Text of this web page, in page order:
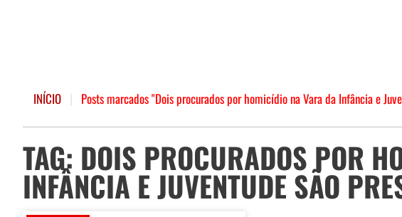
INÍCIO Posts marcados "Dois procurados por homicídio na Vara da Infância e
TAG: DOIS PROCURADOS POR
INFÂNCIA E JUVENTUDE SÃO